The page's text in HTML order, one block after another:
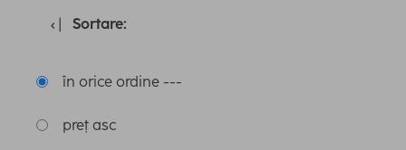
Sortare:
în orice ordine ---
preț asc